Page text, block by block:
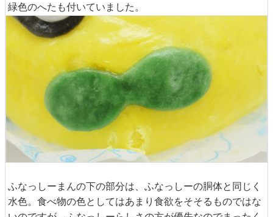
緑色のへたも付いていました。
ふなっしーまんの下の部分は、ふなっしーの胴体と同じく
水色。食べ物の色としてはあまり食欲をそそるものではな